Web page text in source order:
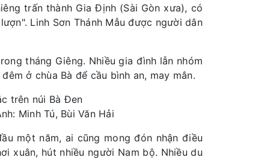
trấn thành Gia Định (Sài Gòn xưa), có
Linh Sơn Thánh Mẫu được người dân
tháng Giêng. Nhiều gia đình lẫn nhóm
ở chùa Bà để cầu bình an, may mắn.
Minh Tú, Bùi Văn Hải
một năm, ai cũng mong đón nhận điều
xuân, hút nhiều người Nam bộ. Nhiều du